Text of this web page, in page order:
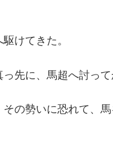
けてきた。
先に、馬超へ討って
の勢いに恐れて、